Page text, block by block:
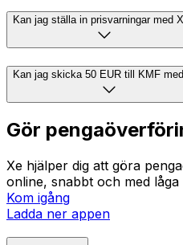
Kan jag ställa in prisvarningar med
Kan jag skicka 50 EUR till KMF
Gör
Xe hjälper dig att göra
online, snabbt och med låga
Kom igång
Ladda ner appen